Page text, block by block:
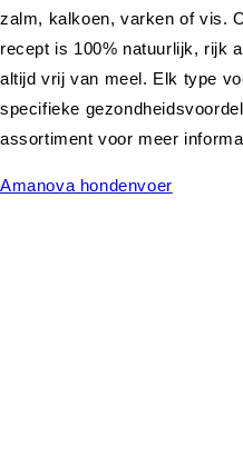
zalm, kalkoen, varken of vis.
recept is 100% natuurlijk, rijk
altijd vrij van meel. Elk type
specifieke
assortiment voor meer
Amanova hondenvoer